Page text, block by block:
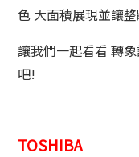
色 大面積展現並讓
讓我們一起看看 轉
吧!
TOSHIBA